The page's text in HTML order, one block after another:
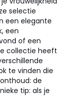
selectie
een elegante
een
of een
collectie heeft
te vinden die
de
tip: als je